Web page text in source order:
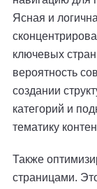
Ясная и
ключевых
вероятность
создании
категорий и
тематику
Также
страницами.